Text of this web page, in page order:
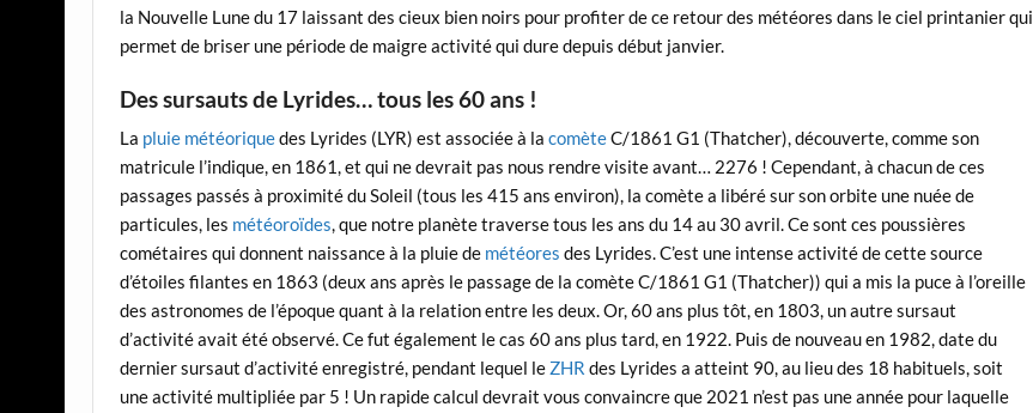
la Nouvelle Lune du 17 laissant des cieux bien noirs pour profiter de ce retour des météores dans le ciel printanier qui
permet de briser une période de maigre activité qui dure depuis début janvier.
Des sursauts de Lyrides… tous les 60 ans !
La pluie météoriquedes Lyrides (LYR) est associée à lacomèteC/1861 G1 (Thatcher), découverte, comme son
matricule l’indique, en 1861, et qui ne devrait pas nous rendre visite avant… 2276 ! Cependant, à chacun de ces
passages passés à proximité du Soleil (tous les 415 ans environ), la comète a libéré sur son orbite une nuée de
particules, les météoroïdes, que notre planète traverse tous les ans du 14 au 30 avril. Ce sont ces poussières
cométaires qui donnent naissance à la pluie de météores des Lyrides. C’est une intense activité de cette source
d’étoiles filantes en 1863 (deux ans après le passage de la comète C/1861 G1 (Thatcher)) qui a mis la puce à l’oreille
des astronomes de l’époque quant à la relation entre les deux. Or, 60 ans plus tôt, en 1803, un autre sursaut
d’activité avait été observé. Ce fut également le cas 60 ans plus tard, en 1922. Puis de nouveau en 1982, date du
dernier sursaut d’activité enregistré, pendant lequel le ZHR des Lyrides a atteint 90, au lieu des 18 habituels, soit
une activité multipliée par 5 ! Un rapide calcul devrait vous convaincre que 2021 n’est pas une année pour laquelle